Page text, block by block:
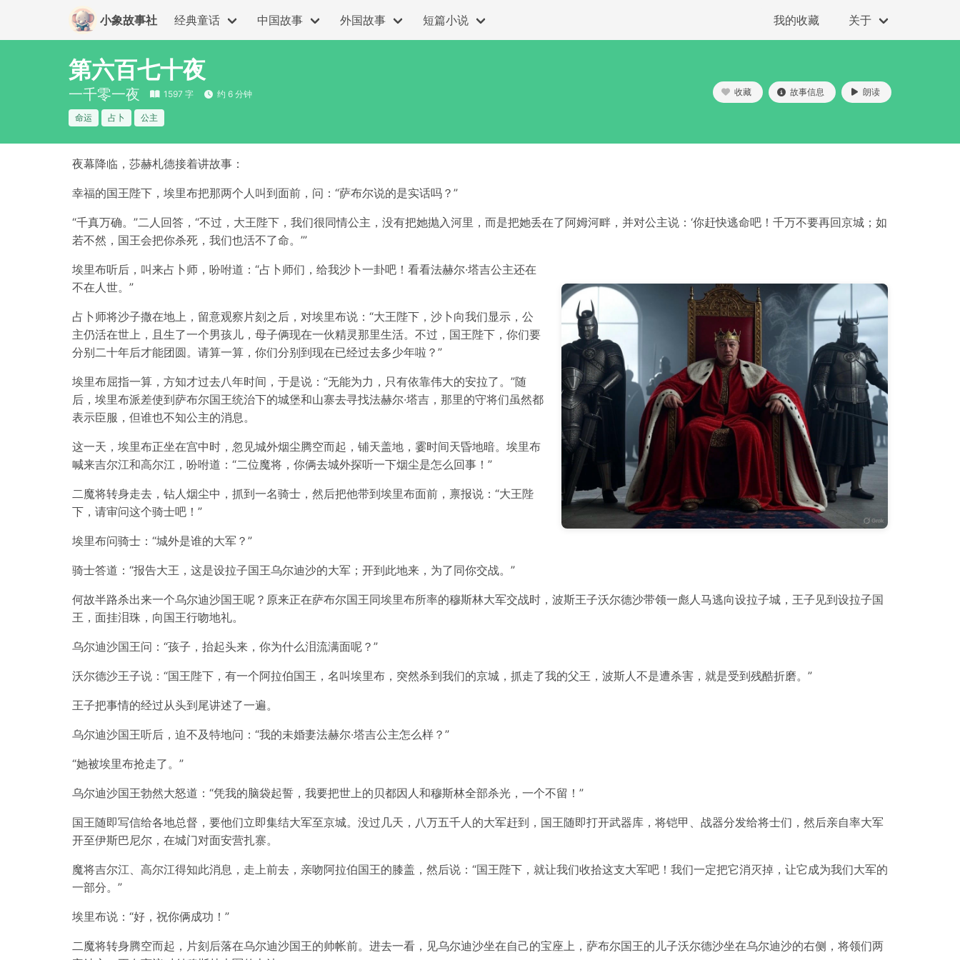
小象故事社 经典童话 中国故事 外国故事 短篇小说 我的收藏 关于
第六百七十夜
一千零一夜 1597 字 约 6 分钟
命运 占卜 公主
收藏 故事信息 朗读
夜幕降临，莎赫札德接着讲故事：
幸福的国王陛下，埃里布把那两个人叫到面前，问：“萨布尔说的是实话吗？”
“千真万确。”二人回答，“不过，大王陛下，我们很同情公主，没有把她抛入河里，而是把她丢在了阿姆河畔，并对公主说：‘你赶快逃命吧！千万不要再回京城；如
若不然，国王会把你杀死，我们也活不了命。’”
埃里布听后，叫来占卜师，吩咐道：“占卜师们，给我沙卜一卦吧！看看法赫尔·塔吉公主还在
不在人世。”
占卜师将沙子撒在地上，留意观察片刻之后，对埃里布说：“大王陛下，沙卜向我们显示，公
主仍活在世上，且生了一个男孩儿，母子俩现在一伙精灵那里生活。不过，国王陛下，你们要
分别二十年后才能团圆。请算一算，你们分别到现在已经过去多少年啦？”
埃里布屈指一算，方知才过去八年时间，于是说：“无能为力，只有依靠伟大的安拉了。”随
后，埃里布派差使到萨布尔国王统治下的城堡和山寨去寻找法赫尔·塔吉，那里的守将们虽然都
表示臣服，但谁也不知公主的消息。
这一天，埃里布正坐在宫中时，忽见城外烟尘腾空而起，铺天盖地，霎时间天昏地暗。埃里布
喊来吉尔江和高尔江，吩咐道：“二位魔将，你俩去城外探听一下烟尘是怎么回事！”
二魔将转身走去，钻人烟尘中，抓到一名骑士，然后把他带到埃里布面前，禀报说：“大王陛
下，请审问这个骑士吧！”
埃里布问骑士：“城外是谁的大军？”
骑士答道：“报告大王，这是设拉子国王乌尔迪沙的大军；开到此地来，为了同你交战。”
何故半路杀出来一个乌尔迪沙国王呢？原来正在萨布尔国王同埃里布所率的穆斯林大军交战时，波斯王子沃尔德沙带领一彪人马逃向设拉子城，王子见到设拉子国
王，面挂泪珠，向国王行吻地礼。
乌尔迪沙国王问：“孩子，抬起头来，你为什么泪流满面呢？”
沃尔德沙王子说：“国王陛下，有一个阿拉伯国王，名叫埃里布，突然杀到我们的京城，抓走了我的父王，波斯人不是遭杀害，就是受到残酷折磨。”
王子把事情的经过从头到尾讲述了一遍。
乌尔迪沙国王听后，迫不及特地问：“我的未婚妻法赫尔·塔吉公主怎么样？”
“她被埃里布抢走了。”
乌尔迪沙国王勃然大怒道：“凭我的脑袋起誓，我要把世上的贝都因人和穆斯林全部杀光，一个不留！”
国王随即写信给各地总督，要他们立即集结大军至京城。没过几天，八万五千人的大军赶到，国王随即打开武器库，将铠甲、战器分发给将士们，然后亲自率大军
开至伊斯巴尼尔，在城门对面安营扎寨。
魔将吉尔江、高尔江得知此消息，走上前去，亲吻阿拉伯国王的膝盖，然后说：“国王陛下，就让我们收拾这支大军吧！我们一定把它消灭掉，让它成为我们大军的
一部分。”
埃里布说：“好，祝你俩成功！”
二魔将转身腾空而起，片刻后落在乌尔迪沙国王的帅帐前。进去一看，见乌尔迪沙坐在自己的宝座上，萨布尔国王的儿子沃尔德沙坐在乌尔迪沙的右侧，将领们两